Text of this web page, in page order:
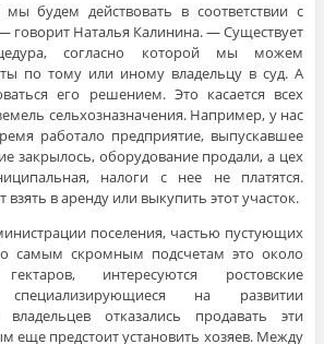
будем действовать в соответствии с
говорит Наталья Калинина. — Существует
согласно которой мы можем
по тому или иному владельцу в суд. А
его решением. Это касается всех
сельхозназначения. Например, у нас
работало предприятие, выпускавшее
закрылось, оборудование продали, а цех
налоги с нее не платятся.
взять в аренду или выкупить этот участок.
поселения, частью пустующих
самым скромным подсчетам это около
интересуются ростовские
специализирующиеся на развитии
владельцев отказались продавать эти
еще предстоит установить хозяев. Между